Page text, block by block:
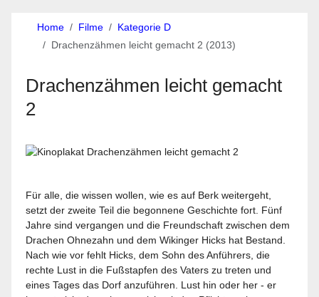
Home Filme
Kategorie D
Drachenzähmen leicht gemacht 2 (2013)
Drachenzähmen leicht gemacht
2
Für alle, die wissen wollen, wie es auf Berk weitergeht,
setzt der zweite Teil die begonnene Geschichte fort. Fünf
Jahre sind vergangen und die Freundschaft zwischen dem
Drachen Ohnezahn und dem Wikinger Hicks hat Bestand.
Nach wie vor fehlt Hicks, dem Sohn des Anführers, die
rechte Lust in die Fußstapfen des Vaters zu treten und
eines Tages das Dorf anzuführen. Lust hin oder her - er